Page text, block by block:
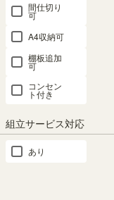
間仕切り
可
A4収納可
棚板追加
可
コンセン
ト付き
組立サービス対応
あり
対応商品
追加移動棚
SHARE